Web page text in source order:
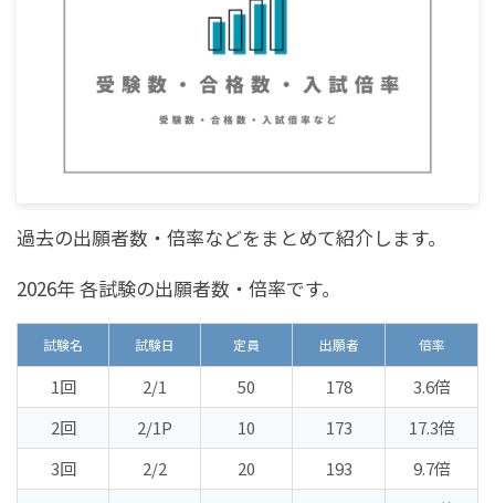
過去の出願者数・倍率などをまとめて紹介します。
2026年 各試験の出願者数・倍率です。
試験名 試験日 定員 出願者 倍率
1回 2/1 50 178
3.6倍
2回
2/1P 10 173
17.3倍
3回
2/2 20 193
9.7倍